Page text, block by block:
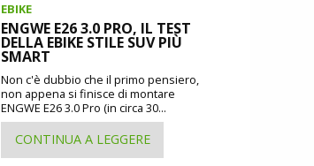
EBIKE
ENGWE E26 3.0 PRO, IL TEST
DELLA EBIKE STILE SUV PIÙ
SMART
Non c'è dubbio che il primo pensiero,
non appena si finisce di montare
ENGWE E26 3.0 Pro (in circa 30...
CONTINUA A LEGGERE